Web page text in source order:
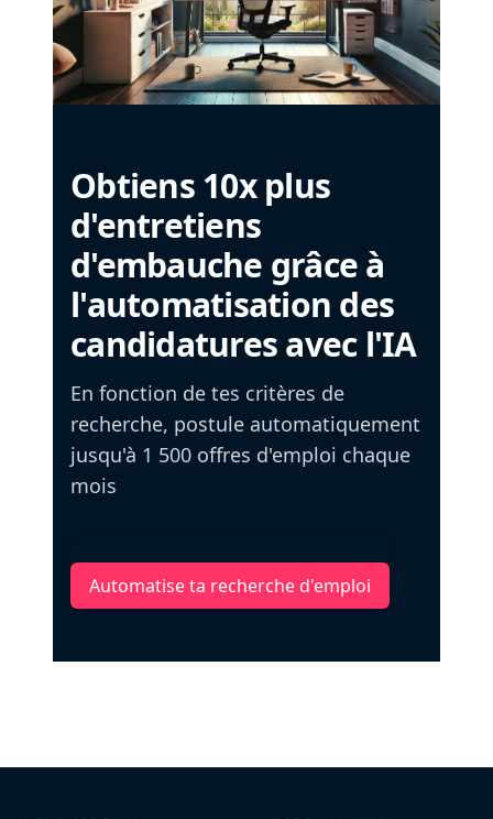
Obtiens 10x plus
d'entretiens
d'embauche grâce à
l'automatisation des
candidatures avec l'IA
En fonction de tes critères de
recherche, postule automatiquement
jusqu'à 1 500 offres d'emploi chaque
mois
Automatise ta recherche d'emploi